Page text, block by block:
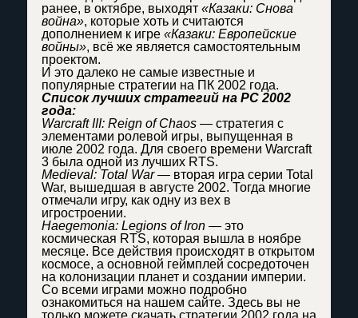
ранее, в октябре, выходят «Казаки: Снова
война», которые хоть и считаются
дополнением к игре «Казаки: Европейские
войны», всё же является самостоятельным
проектом.
И это далеко не самые известные и
популярные стратегии на ПК 2002 года.
Список лучших стратегий на PC 2002
года:
Warcraft III: Reign of Chaos — стратегия с
элементами ролевой игры, выпущенная в
июле 2002 года. Для своего времени Warcraft
3 была одной из лучших RTS.
Medieval: Total War— вторая игра серии Total
War, вышедшая в августе 2002. Тогда многие
отмечали игру, как одну из вех в
игростроении.
Haegemonia: Legions of Iron — это
космическая RTS, которая вышла в ноябре
месяце. Все действия происходят в открытом
космосе, а основной геймплей сосредоточен
на колонизации планет и создании империи.
Со всеми играми можно подробно
ознакомиться на нашем сайте. Здесь вы не
только можете скачать стратегии 2002 года на